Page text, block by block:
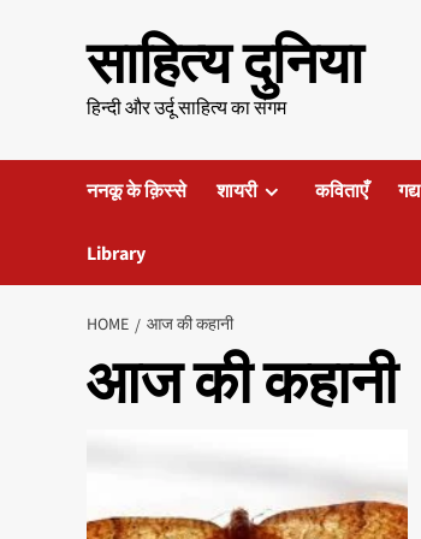
साहित्य दुनिया
हिन्दी और उर्दू साहित्य का संगम
ननकू के क़िस्से शायरी कविताएँ गद्य
Library
HOME आज की कहानी
आज की कहानी